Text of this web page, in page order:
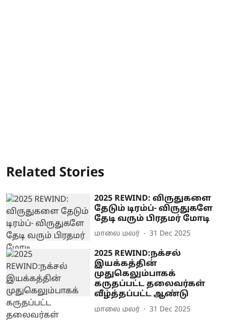
Related Stories
2025 REWIND: விருதுகளை
தேடும் டிரம்ப்- விருதுகளே
தேடி வரும் பிரதமர் மோடி
மாலை மலர் 31 Dec 2025
2025 REWIND:நக்சல்
இயக்கத்தின்
முதுகெலும்பாகக்
கருதப்பட்ட தலைவர்கள்
வீழ்த்தப்பட்ட ஆண்டு
மாலை மலர் 31 Dec 2025